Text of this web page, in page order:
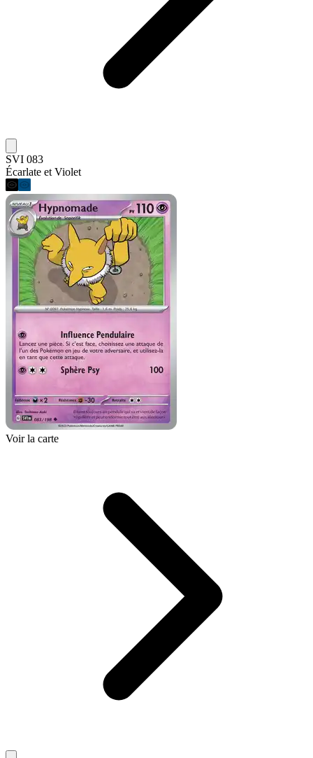
SVI 083
Écarlate et Violet
Voir la carte